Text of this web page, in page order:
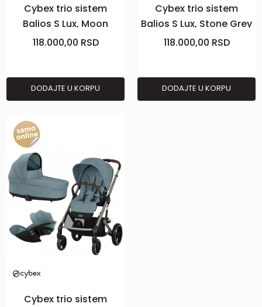
Cybex trio sistem
Balios S Lux, Moon
black Plus
118.000,00 RSD
DODAJTE U KORPU
Cybex trio sistem
Balios S Lux, Stone Grey
Plus
118.000,00 RSD
DODAJTE U KORPU
Cybex trio sistem